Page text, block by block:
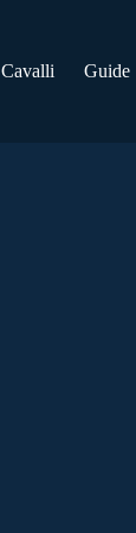
Cavalli Guide